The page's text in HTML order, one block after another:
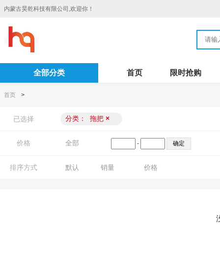
内蒙古昊乾科技有限公司,欢迎你！
全部分类 首页 限时抢购
首页 >
已选择 分类： 拖把 ×
价格 全部 -
排序方式 默认 销量 价格